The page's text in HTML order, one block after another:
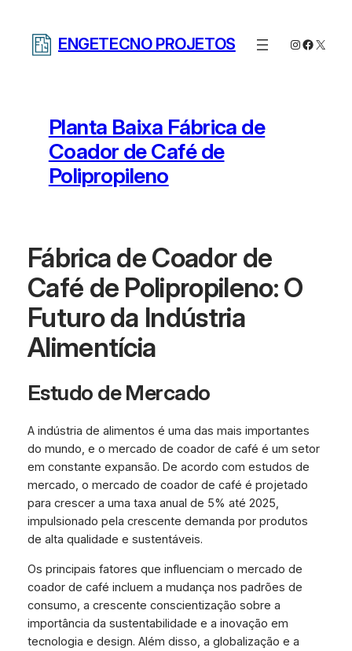
ENGETECNO PROJETOS Instagram
X
Planta Baixa Fábrica de
Coador de Café de
Polipropileno
Fábrica de Coador de
Café de Polipropileno: O
Futuro da Indústria
Alimentícia
Estudo de Mercado
A indústria de alimentos é uma das mais importantes
do mundo, e o mercado de coador de café é um setor
em constante expansão. De acordo com estudos de
mercado, o mercado de coador de café é projetado
para crescer a uma taxa anual de 5% até 2025,
impulsionado pela crescente demanda por produtos
de alta qualidade e sustentáveis.
Os principais fatores que influenciam o mercado de
coador de café incluem a mudança nos padrões de
consumo, a crescente conscientização sobre a
importância da sustentabilidade e a inovação em
tecnologia e design. Além disso, a globalização e a